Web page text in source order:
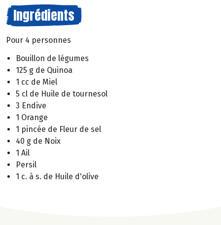
Ingrédients
Pour 4 personnes
Bouillon de légumes
125 g de Quinoa
1 cc de Miel
5 cl de Huile de tournesol
3 Endive
1 Orange
1 pincée de Fleur de sel
40 g de Noix
1 Ail
Persil
1 c. à s. de Huile d'olive